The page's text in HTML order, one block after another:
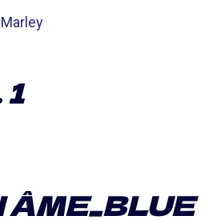
ÂME_BLUE